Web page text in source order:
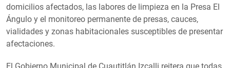
domicilios afectados, las labores de limpieza en la Presa El
Ángulo y el monitoreo permanente de presas, cauces,
vialidades y zonas habitacionales susceptibles de presentar
afectaciones.